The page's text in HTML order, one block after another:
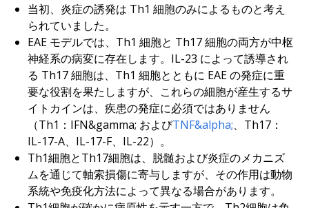
当初、炎症の誘発は Th1 細胞のみによるものと考え
られていました。
EAE モデルでは、Th1 細胞と Th17 細胞の両方が中枢
神経系の病変に存在します。IL-23 によって誘導され
る Th17 細胞は、Th1 細胞とともに EAE の発症に重
要な役割を果たしますが、これらの細胞が産生するサ
イトカインは、疾患の発症に必須ではありません
（Th1：IFN&gamma; およびTNF&alpha;、Th17：
IL-17-A、IL-17-F、IL-22）。
Th1細胞とTh17細胞は、脱髄および炎症のメカニズ
ムを通じて軸索損傷に寄与しますが、その作用は動物
系統や免疫化方法によって異なる場合があります。